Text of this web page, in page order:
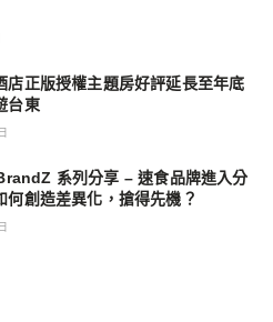
店正版授權主題房好評延長至年底
台東
系列分享 – 速食品牌進入分
何創造差異化，搶得先機？